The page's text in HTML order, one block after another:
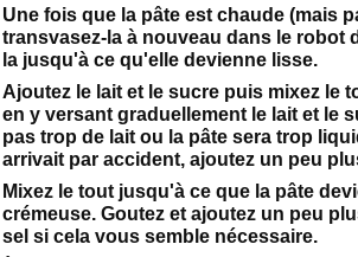
Une fois que la pâte est chaude (mais
transvasez-la à nouveau dans le robot
la jusqu'à ce qu'elle devienne lisse.
Ajoutez le lait et le sucre puis mixez le
en y versant graduellement le lait et le
pas trop de lait ou la pâte sera trop
arrivait par accident, ajoutez un peu
Mixez le tout jusqu'à ce que la pâte
crémeuse. Goutez et ajoutez un peu
sel si cela vous semble nécessaire.